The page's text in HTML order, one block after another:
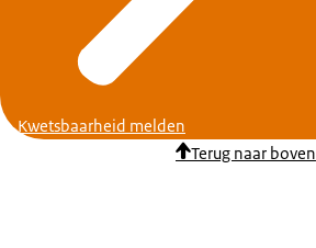
Kwetsbaarheid melden
Terug naar boven